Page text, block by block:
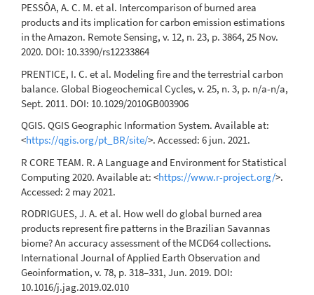
PESSÔA, A. C. M. et al. Intercomparison of burned area
products and its implication for carbon emission estimations
in the Amazon. Remote Sensing, v. 12, n. 23, p. 3864, 25 Nov.
2020. DOI: 10.3390/rs12233864
PRENTICE, I. C. et al. Modeling fire and the terrestrial carbon
balance. Global Biogeochemical Cycles, v. 25, n. 3, p. n/a-n/a,
Sept. 2011. DOI: 10.1029/2010GB003906
QGIS. QGIS Geographic Information System. Available at:
<https://qgis.org/pt_BR/site/>. Accessed: 6 jun. 2021.
R CORE TEAM. R. A Language and Environment for Statistical
Computing 2020. Available at: <https://www.r-project.org/>.
Accessed: 2 may 2021.
RODRIGUES, J. A. et al. How well do global burned area
products represent fire patterns in the Brazilian Savannas
biome? An accuracy assessment of the MCD64 collections.
International Journal of Applied Earth Observation and
Geoinformation, v. 78, p. 318–331, Jun. 2019. DOI:
10.1016/j.jag.2019.02.010